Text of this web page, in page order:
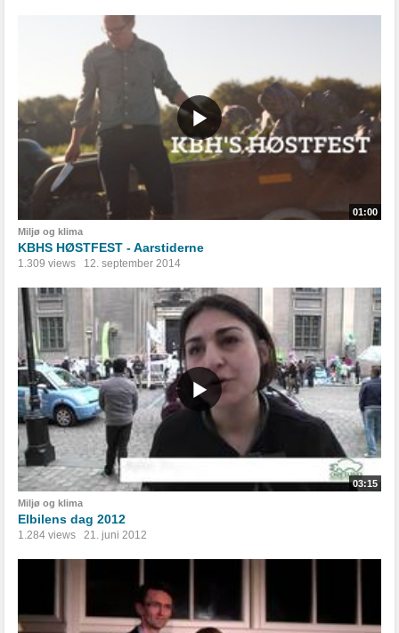
01:00
Miljø og klima
KBHS HØSTFEST - Aarstiderne
1.309 views 12. september 2014
03:15
Miljø og klima
Elbilens dag 2012
1.284 views 21. juni 2012